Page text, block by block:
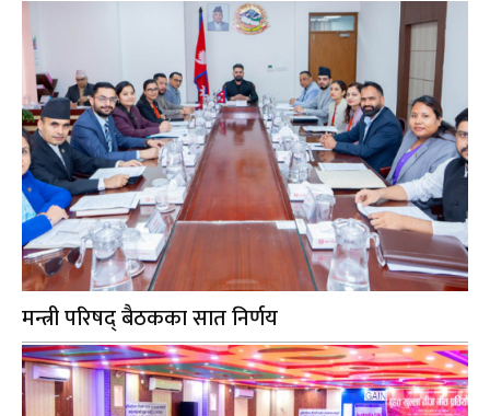
मन्त्री परिषद् बैठकका सात निर्णय